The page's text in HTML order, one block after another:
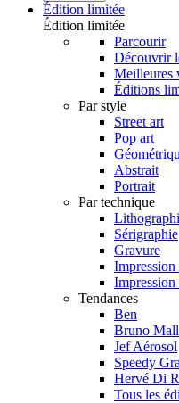
Édition limitée
Édition limitée
Parcourir
Découvrir
Meilleures
Éditions
Par style
Street art
Pop art
Abstrait
Portrait
Par technique
Sérigraphie
Gravure
Tendances
Ben
Bruno
Jef Aérosol
Speedy
Hervé Di
Tous les